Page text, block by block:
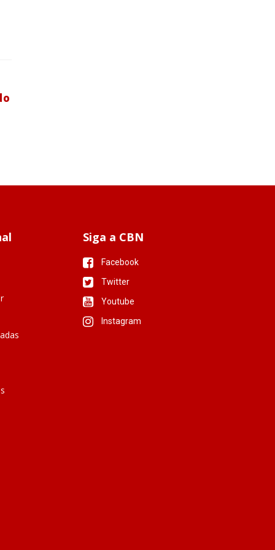
Siga a CBN
Facebook
Twitter
Youtube
Instagram